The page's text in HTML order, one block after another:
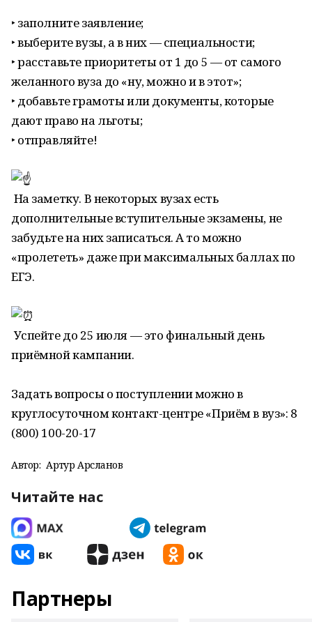
‣ заполните заявление;
‣ выберите вузы, а в них — специальности;
‣ расставьте приоритеты от 1 до 5 — от самого
желанного вуза до «ну, можно и в этот»;
‣ добавьте грамоты или документы, которые
дают право на льготы;
‣ отправляйте!
На заметку. В некоторых вузах есть
дополнительные вступительные экзамены, не
забудьте на них записаться. А то можно
«пролететь» даже при максимальных баллах по
ЕГЭ.
Успейте до 25 июля — это финальный день
приёмной кампании.
Задать вопросы о поступлении можно в
круглосуточном контакт-центре «Приём в вуз»: 8
(800) 100-20-17
Автор: Артур Арсланов
Читайте нас
Партнеры